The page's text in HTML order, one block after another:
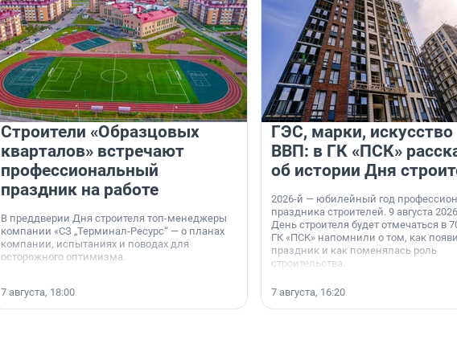
Строители «Образцовых
кварталов» встречают
профессиональный
праздник на работе
В преддверии Дня строителя топ-менеджеры
компании «СЗ „Терминал-Ресурс“ — о планах
компании, испытаниях и поводах для
осторожного оптимизма.
7 августа, 18:00
ГЭС, марки, искусство
ВВП: в ГК «ПСК»
об истории Дня
2026-й — юбилейный год
праздника строителей. 9 августа
День строителя будет отмечаться в
ГК «ПСК» напомнили о том, как
праздник и как поменялась роль
строительства.
7 августа, 16:20